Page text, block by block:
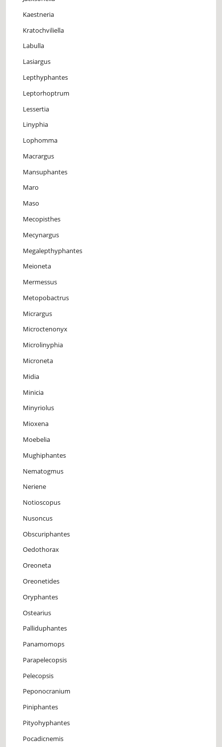
Kaestneria
Kratochviliella
Labulla
Lasiargus
Lepthyphantes
Leptorhoptrum
Lessertia
Linyphia
Lophomma
Macrargus
Mansuphantes
Maro
Maso
Mecopisthes
Mecynargus
Megalepthyphantes
Meioneta
Mermessus
Metopobactrus
Micrargus
Microctenonyx
Microlinyphia
Microneta
Midia
Minicia
Minyriolus
Mioxena
Moebelia
Mughiphantes
Nematogmus
Neriene
Notioscopus
Nusoncus
Obscuriphantes
Oedothorax
Oreoneta
Oreonetides
Oryphantes
Ostearius
Palliduphantes
Panamomops
Parapelecopsis
Pelecopsis
Peponocranium
Piniphantes
Pityohyphantes
Pocadicnemis